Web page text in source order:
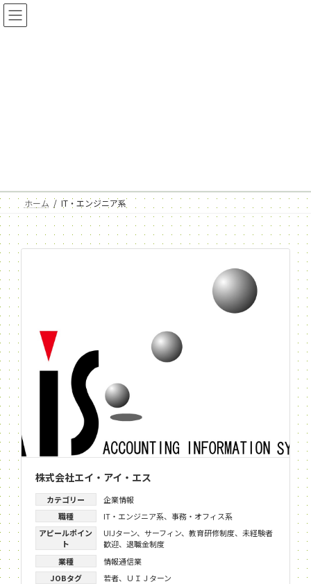
コ
ン
ナ
ビ
ホーム IT・エンジニア系
株式会社エイ・アイ・エス
カテゴリー
企業情報
職種
IT・エンジニア系、 事務・オフィス系
アピールポイン
ト
UIJターン、 サーフィン、 教育研修制度、 未経験者
歓迎、 退職金制度
業種
情報通信業
JOBタグ
若者、 ＵＩＪターン